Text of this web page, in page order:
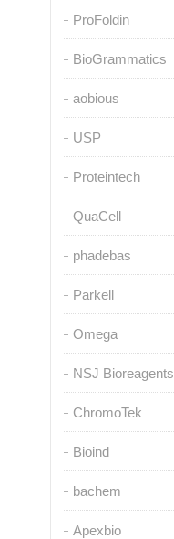
ProFoldin
BioGrammatics
aobious
USP
Proteintech
QuaCell
phadebas
Parkell
Omega
NSJ Bioreagents
ChromoTek
Bioind
bachem
Apexbio